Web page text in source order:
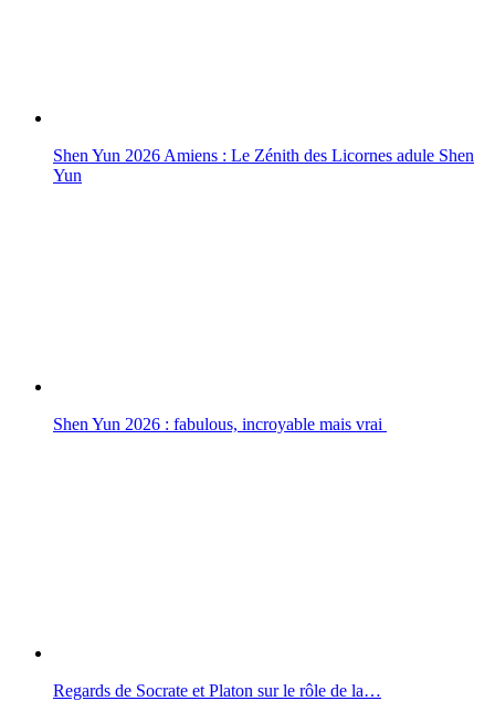
Shen Yun 2026 Amiens : Le Zénith des Licornes adule Shen
Yun
Shen Yun 2026 : fabulous, incroyable mais vrai
Regards de Socrate et Platon sur le rôle de la…